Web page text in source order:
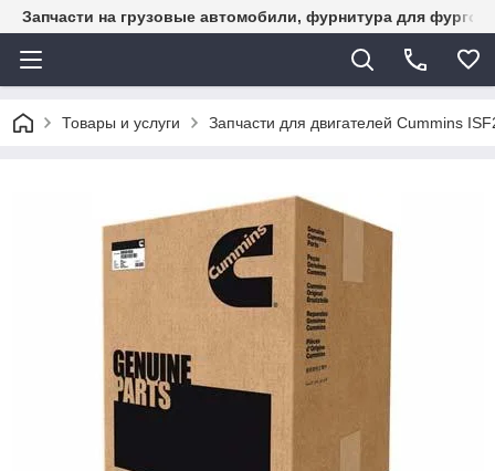
Запчасти на грузовые автомобили, фурнитура для
Товары и услуги Запчасти для двигателей Cummins